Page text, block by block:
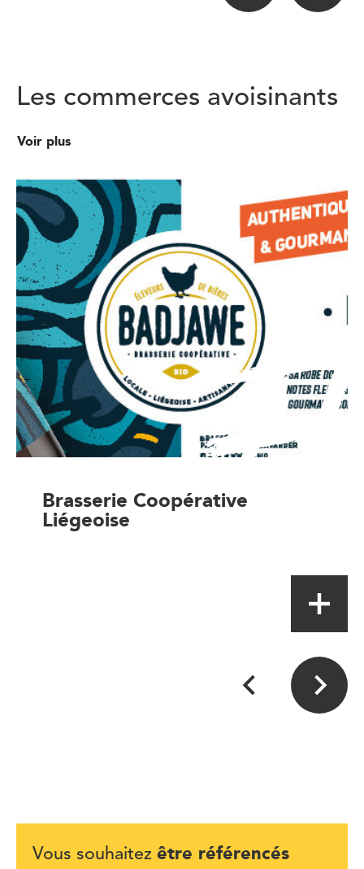
Les commerces avoisinants
Voir plus
Brasserie Coopérative
Liégeoise
Vous souhaitez être référencés